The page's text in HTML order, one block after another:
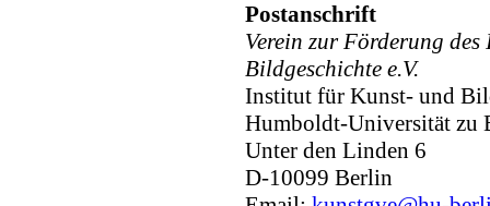
Postanschrift
Verein zur Förderung des
Bildgeschichte e.V.
Institut für Kunst- und
Humboldt-Universität zu
Unter den Linden 6
D-10099 Berlin